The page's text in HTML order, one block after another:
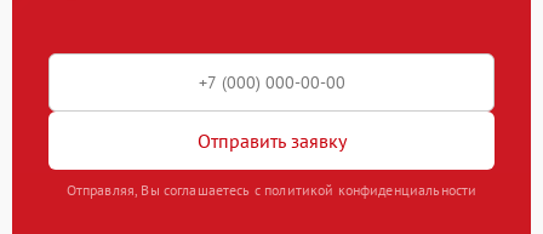
Отправить заявку
Отправляя, Вы соглашаетесь с политикой конфиденциальности